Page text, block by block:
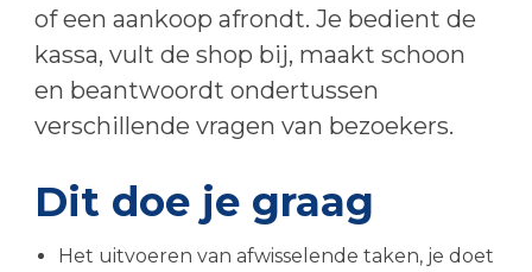
of een aankoop afrondt. Je bedient de
kassa, vult de shop bij, maakt schoon
en beantwoordt ondertussen
verschillende vragen van bezoekers.
Dit doe je graag
Het uitvoeren van afwisselende taken, je doet